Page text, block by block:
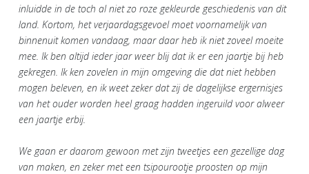
inluidde in de toch al niet zo roze gekleurde geschiedenis van dit
land. Kortom, het verjaardagsgevoel moet voornamelijk van
binnenuit komen vandaag, maar daar heb ik niet zoveel moeite
mee. Ik ben altijd ieder jaar weer blij dat ik er een jaartje bij heb
gekregen. Ik ken zovelen in mijn omgeving die dat niet hebben
mogen beleven, en ik weet zeker dat zij de dagelijkse ergernisjes
van het ouder worden heel graag hadden ingeruild voor alweer
een jaartje erbij.
We gaan er daarom gewoon met zijn tweetjes een gezellige dag
van maken, en zeker met een tsipourootje proosten op mijn